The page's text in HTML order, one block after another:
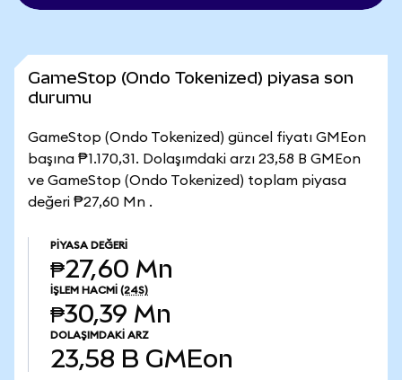
GameStop (Ondo Tokenized) piyasa son
durumu
GameStop (Ondo Tokenized) güncel fiyatı GMEon
başına ₱1.170,31. Dolaşımdaki arzı 23,58 B GMEon
ve GameStop (Ondo Tokenized) toplam piyasa
değeri ₱27,60 Mn .
PIYASA DEĞERI
₱27,60 Mn
İŞLEM HACMI (24S)
₱30,39 Mn
DOLAŞIMDAKI ARZ
23,58 B GMEon